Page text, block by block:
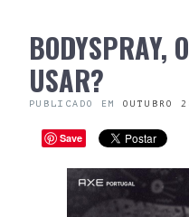
CONTENTBODYSPRAY,
USAR?
PUBLICADO EM OUTUBRO
Save